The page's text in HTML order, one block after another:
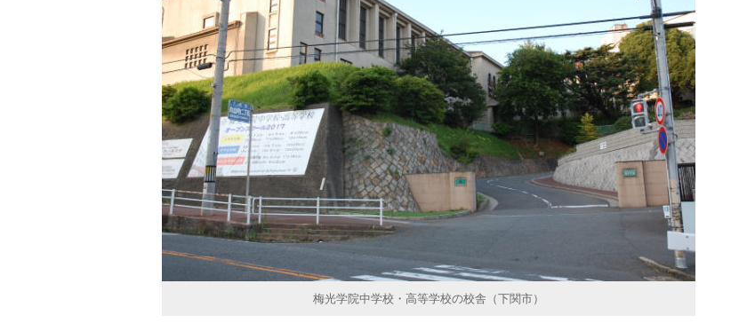
梅光学院中学校・高等学校の校舎（下関市）